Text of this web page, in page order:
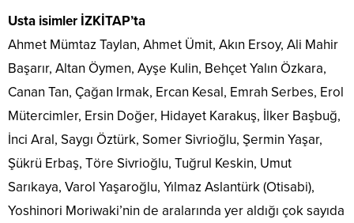
Usta isimler İZKİTAP’ta
Ahmet Mümtaz Taylan, Ahmet Ümit, Akın Ersoy, Ali Mahir
Başarır, Altan Öymen, Ayşe Kulin, Behçet Yalın Özkara,
Canan Tan, Çağan Irmak, Ercan Kesal, Emrah Serbes, Erol
Mütercimler, Ersin Doğer, Hidayet Karakuş, İlker Başbuğ,
İnci Aral, Saygı Öztürk, Somer Sivrioğlu, Şermin Yaşar,
Şükrü Erbaş, Töre Sivrioğlu, Tuğrul Keskin, Umut
Sarıkaya, Varol Yaşaroğlu, Yılmaz Aslantürk (Otisabi),
Yoshinori Moriwaki’nin de aralarında yer aldığı çok sayıda